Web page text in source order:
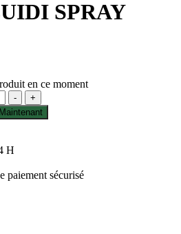
SPRAY
dh.
en ce moment
-
+
H
paiement sécurisé